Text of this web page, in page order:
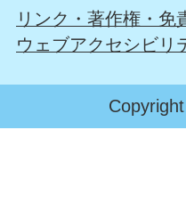
リンク・著作権・免
ウェブアクセシビリ